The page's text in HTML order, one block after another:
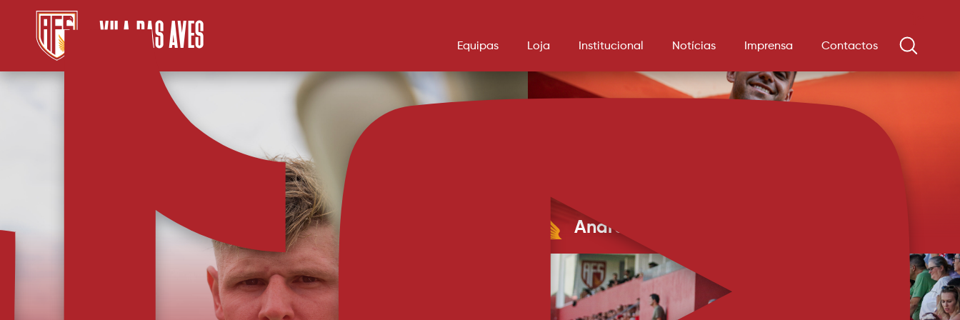
VILA DAS AVES Equipas Loja Institucional Notícias Imprensa Contactos
Andrey chega por empréstimo
Médio cedido temporariamente pelo Santa Clara. A AVS Futebol SAD e o CD
Santa Clara chegaram a acordo para a cedência temporária do médio Andrey,
que assim vai jogar na Vila das Aves até junho de 2027. O médio tem 24 anos de
idade e chegou aos Açores no mercado de janeiro de 2026. Fez